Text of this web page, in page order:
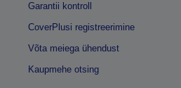
Garantii kontroll
CoverPlusi registreerimine
Võta meiega ühendust
Kaupmehe otsing